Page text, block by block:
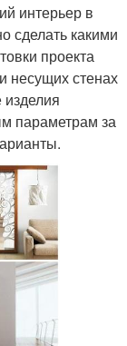
интерьер в
сделать какими
проекта
несущих стенах
параметрам за